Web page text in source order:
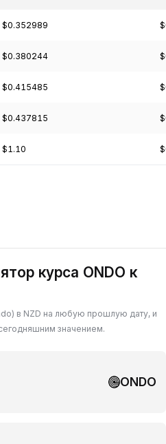
$0.352989
$0.380244
$0.415485
$0.437815
$1.10
курса ONDO к
в NZD на любую прошлую дату, и
значением.
ONDO